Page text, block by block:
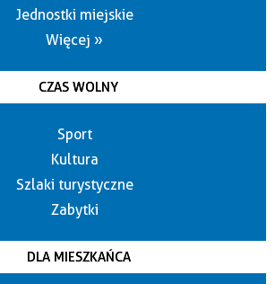
Jednostki miejskie
Więcej »
CZAS WOLNY
Sport
Kultura
Szlaki turystyczne
Zabytki
DLA MIESZKAŃCA